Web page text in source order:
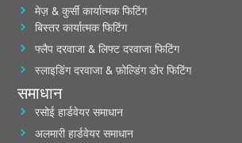
मेज़ & कुर्सी कार्यात्मक फिटिंग
बिस्तर कार्यात्मक फिटिंग
फ्लैप दरवाजा & लिफ्ट दरवाजा फिटिंग
स्लाइडिंग दरवाजा & फ़ोल्डिंग डोर फिटिंग
समाधान
रसोई हार्डवेयर समाधान
अलमारी हार्डवेयर समाधान